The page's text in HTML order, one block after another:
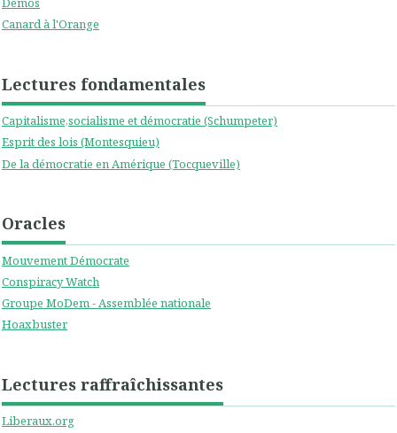
Canard à l'Orange
Lectures fondamentales
Capitalisme,socialisme et démocratie (Schumpeter)
Esprit des lois (Montesquieu)
De la démocratie en Amérique (Tocqueville)
Oracles
Mouvement Démocrate
Conspiracy Watch
Groupe MoDem - Assemblée nationale
Hoaxbuster
Lectures raffraîchissantes
Liberaux.org